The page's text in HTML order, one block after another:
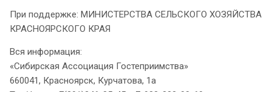
При поддержке: МИНИСТЕРСТВА СЕЛЬСКОГО ХОЗЯЙСТВА
КРАСНОЯРСКОГО КРАЯ
Вся информация:
«Сибирская Ассоциация Гостеприимства»
660041, Красноярск, Курчатова, 1а